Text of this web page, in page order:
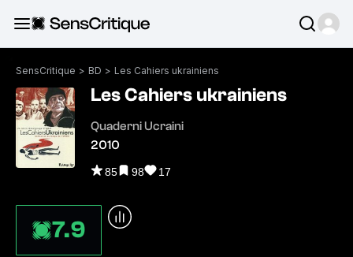
SensCritique > BD > Les Cahiers ukrainiens
Les Cahiers ukrainiens
Quaderni Ucraini
2010
85 98 17
7.9